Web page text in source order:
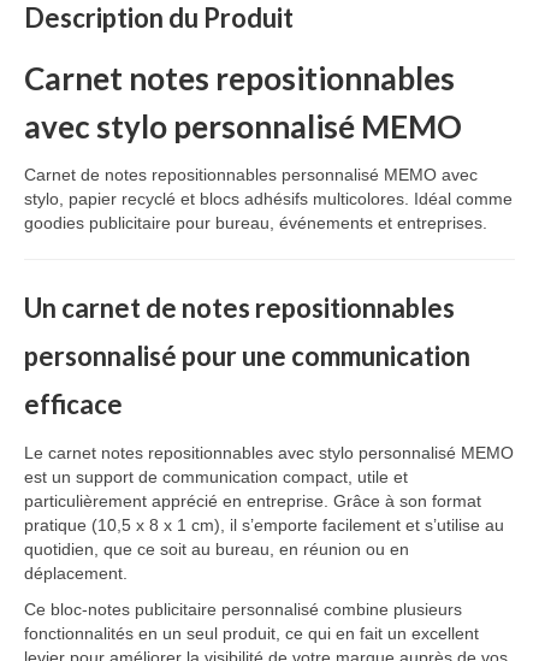
Bouteille isotherme
Mug isotherme
Textile
Chemise Publicitaire
Polo Publicitaire
Description du Produit
Carnet notes repositionnables
avec stylo personnalisé MEMO
Carnet de notes repositionnables personnalisé MEMO avec
stylo, papier recyclé et blocs adhésifs multicolores. Idéal comme
goodies publicitaire pour bureau, événements et entreprises.
Un carnetde notes repositionnables
personnalisé pourune communication
efficace
Le carnet notes repositionnables avec stylo personnalisé MEMO
est un support de communication compact, utile et
particulièrement apprécié en entreprise. Grâce à son format
pratique (10,5 x 8 x 1 cm), il s’emporte facilement et s’utilise au
quotidien, que ce soit au bureau, en réunion ou en
déplacement.
Ce bloc-notes publicitaire personnalisé combine plusieurs
fonctionnalités en un seul produit, ce qui en fait un excellent